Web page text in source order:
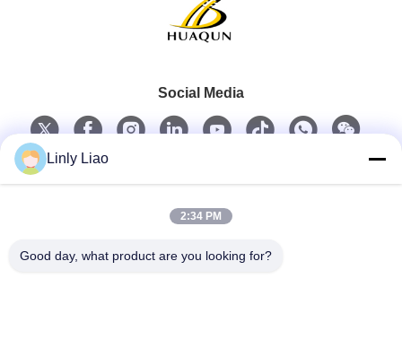
Social Media
Schneller Kontakt
Telefon
Linly Liao
2:34 PM
Good day, what product are you looking for?